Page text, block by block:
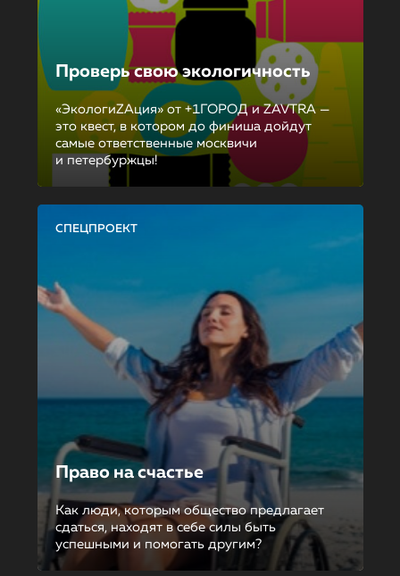
Проверь свою экологичность
«ЭкологиZAция» от +1ГОРОД и ZAVTRA —
это квест, в котором до финиша дойдут
самые ответственные москвичи
и петербуржцы!
СПЕЦПРОЕКТ
Право на счастье
Как люди, которым общество предлагает
сдаться, находят в себе силы быть
успешными и помогать другим?